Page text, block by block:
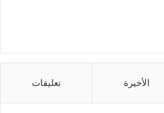
الأخيرة تعليقات